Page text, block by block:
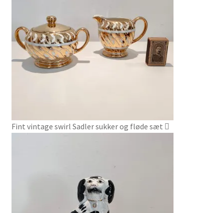
Fint vintage swirl Sadler sukker og fløde sæt